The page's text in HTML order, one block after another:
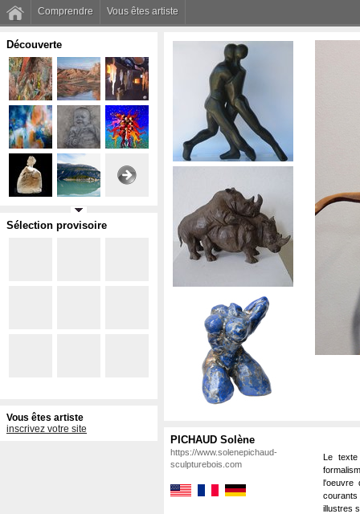
Comprendre Vous êtes artiste
Découverte
Sélection provisoire
Vous êtes artiste
inscrivez votre site
PICHAUD Solène
https://www.solenepichaud-
sculpturebois.com
Le
l'oeuvre
illustres